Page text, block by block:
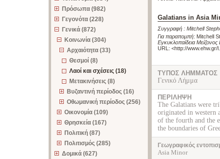
Πρόσωπα (982)
Γεγονότα (228)
Γενικά (872)
Κοινωνία (304)
Αρχαιότητα (33)
Θεσμοί (8)
Λαοί και σχέσεις (18)
Μετακινήσεις (8)
Βυζαντινή περίοδος (16)
Οθωμανική περίοδος (256)
Οικονομία (109)
Θρησκεία (167)
Πολιτική (87)
Πολιτισμός (285)
Δομικά (627)
Galatians in Asia
Συγγραφή : Mitchell
Για παραπομπή: Mitchell
Εγκυκλοπαίδεια
URL: <http://www.ehw.gr/
ΤΥΠΟΣ ΛΗΜΜΑΤΟΣ
Γενικό Λήμμα
ΠΕΡΙΛΗΨΗ
The Galatians were
originated in western
of the fourth and the
the boundaries of
Γεωγραφικός
Asia Minor